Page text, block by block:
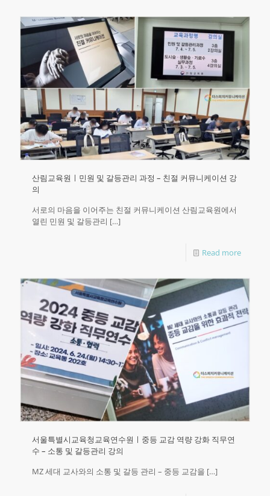
산림교육원ㅣ민원 및 갈등관리 과정 – 친절 커뮤니케이션 강
의
서로의 마음을 이어주는 친절 커뮤니케이션 산림교육원에서
열린 민원 및 갈등관리 […]
Read more
서울특별시교육청교육연수원ㅣ중등 교감 역량 강화 직무연
수 – 소통 및 갈등관리 강의
MZ 세대 교사와의 소통 및 갈등 관리 – 중등 교감을 […]